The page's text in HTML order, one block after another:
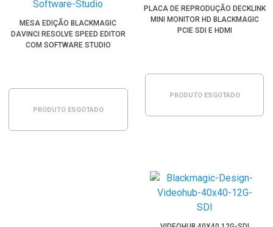
MESA EDIÇÃO BLACKMAGIC
DAVINCI RESOLVE SPEED EDITOR
COM SOFTWARE STUDIO
PRODUTO ESGOTADO
PLACA DE REPRODUÇÃO DECKLINK
MINI MONITOR HD BLACKMAGIC
PCIE SDI E HDMI
PRODUTO ESGOTADO